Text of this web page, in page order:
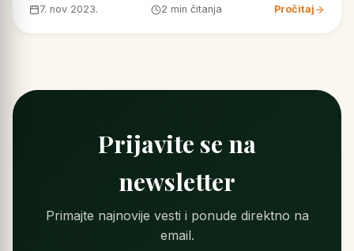
7. nov 2023. 2 min čitanja Pročitaj
Prijavite se na
newsletter
Primajte najnovije vesti i ponude direktno na
email.